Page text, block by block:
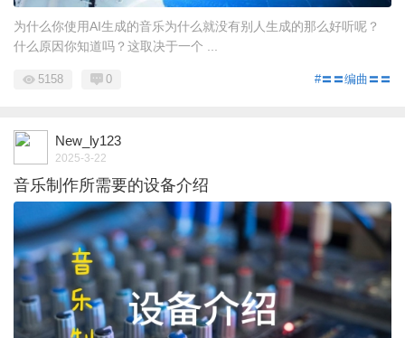
为什么你使用AI生成的音乐为什么就没有别人生成的那么好听呢？
什么原因你知道吗？这取决于一个 ...
#〓〓编曲〓〓
5158 0
New_ly123
2025-3-22
音乐制作所需要的设备介绍